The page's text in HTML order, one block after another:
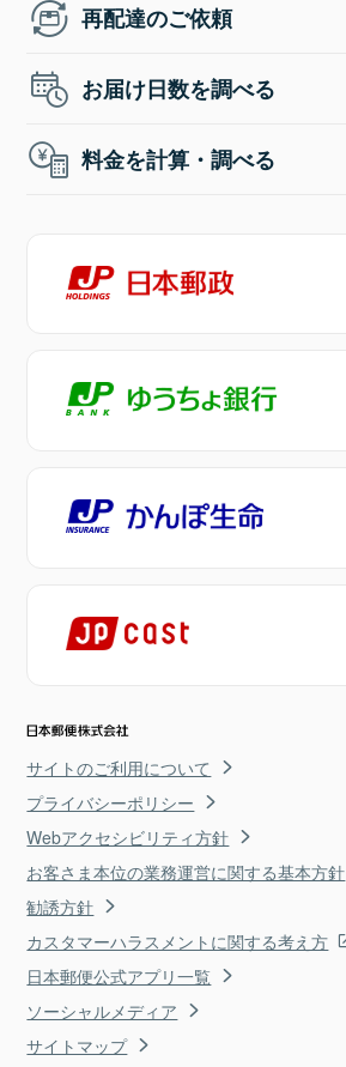
再配達のご依頼
お届け日数を調べる
料金を計算・調べる
サイトのご利用について
プライバシーポリシー
Webアクセシビリティ方針
お客さま本位の業務運営に関する基本方針
勧誘方針
カスタマーハラスメントに関する考え方
日本郵便公式アプリ一覧
ソーシャルメディア
サイトマップ